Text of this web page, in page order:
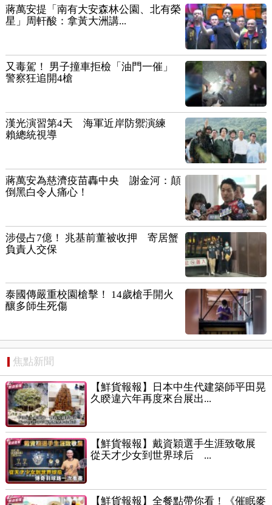
蔣萬安提「南有大安森林公園、北有榮
星」周軒酸：拿黃大洲講...
又毒駕！ 男子撞車拒檢「油門一催」
警察狂追開4槍
漢光演習第4天 海軍近岸防禦演練
賴總統視導
蔣萬安為慈濟疫苗轟中央 謝金河：顛
倒黑白令人痛心！
涉侵占7億！ 兆基前董被收押 寄居蟹
負責人交保
泰國傳嚴重校園槍擊！ 14歲槍手開火
釀多師生死傷
焦點新聞
【鮮貨報報】日本中生代建築師平田晃
久睽違六年再度來台展出...
【鮮貨報報】戴資穎選手生涯致敬展
從天才少女到世界球后 ...
【鮮貨報報】全餐點帶你看！《催眠麥